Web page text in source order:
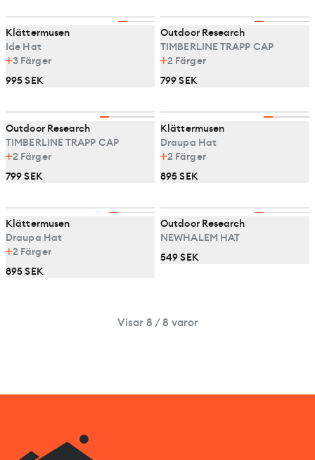
Klättermusen
Ide Hat
3 Färger
995 SEK
Outdoor Research
TIMBERLINE TRAPP CAP
2 Färger
799 SEK
Outdoor Research
TIMBERLINE TRAPP CAP
2 Färger
799 SEK
Klättermusen
Draupa Hat
2 Färger
895 SEK
Klättermusen
Draupa Hat
2 Färger
895 SEK
Outdoor Research
NEWHALEM HAT
549 SEK
Visar 8 / 8 varor